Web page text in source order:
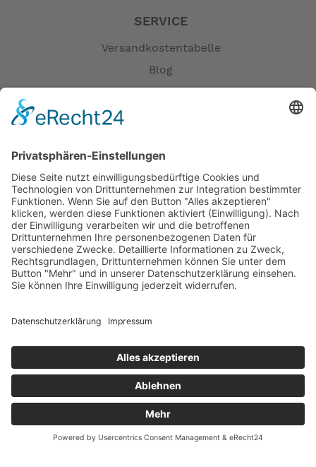
SERVICE
Versandkostentabelle
Blog
Öffnungszeiten
Versandpartner
Verfügbarkeiten
Zahlung und Versand
Datenschutz
Fernabsatz
Widerrufsrecht MS
Kontakt
Garantiefall
Batterieverordnung
Ergänzende Allgemeine Geschäftsbedingungen zum
easyCredit-Ratenkauf